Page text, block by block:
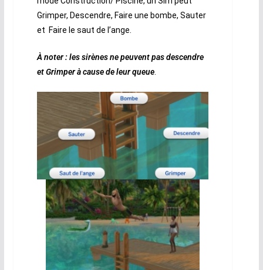
Grimper, Descendre, Faire une bombe, Sauter
et Faire le saut de l’ange.
À noter : les sirènes ne peuvent pas descendre
et Grimper à cause de leur queue.